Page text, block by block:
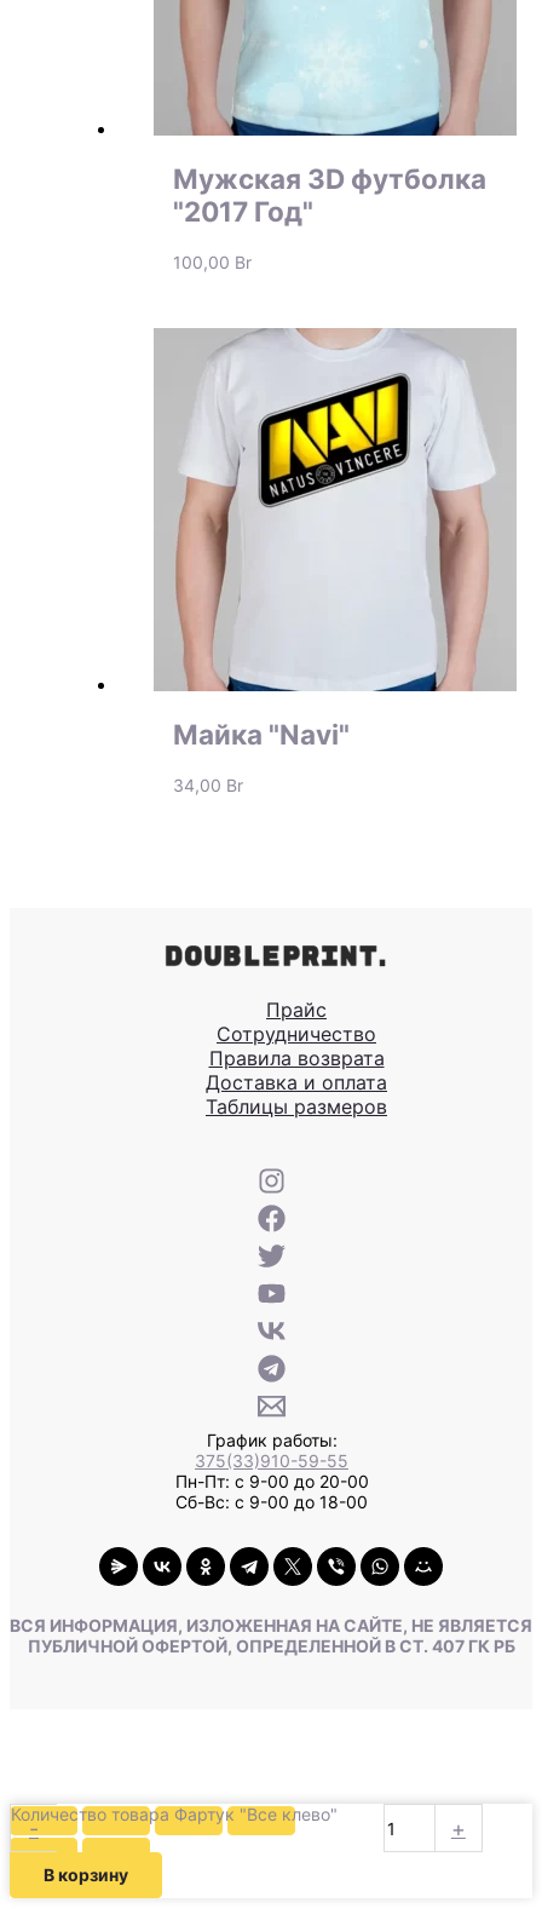
Мужская 3D футболка
"2017 Год"
100,00 Br
Майка "Navi"
34,00 Br
Прайс
Сотрудничество
Правила возврата
Доставка и оплата
Таблицы размеров
График работы:
375(33)910-59-55
Пн-Пт: с 9-00 до 20-00
Сб-Вс: с 9-00 до 18-00
ВСЯ ИНФОРМАЦИЯ, ИЗЛОЖЕННАЯ НА САЙТЕ, НЕ ЯВЛЯЕТСЯ
ПУБЛИЧНОЙ ОФЕРТОЙ, ОПРЕДЕЛЕННОЙ В СТ. 407 ГК РБ
-
Количество товара Фартук "Все клево"
+
В корзину